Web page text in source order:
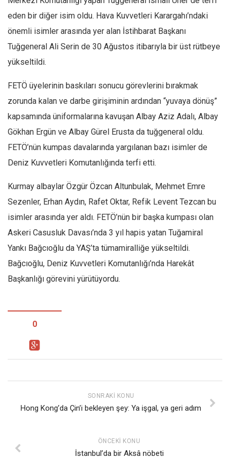
eden bir diğer isim oldu. Hava Kuvvetleri Karargahı’ndaki
önemli isimler arasında yer alan İstihbarat Başkanı
Tuğgeneral Ali Serin de 30 Ağustos itibarıyla bir üst rütbeye
yükseltildi.
FETÖ üyelerinin baskıları sonucu görevlerini bırakmak
zorunda kalan ve darbe girişiminin ardından “yuvaya dönüş”
kapsamında üniformalarına kavuşan Albay Aziz Adalı, Albay
Gökhan Ergün ve Albay Gürel Erusta da tuğgeneral oldu.
FETÖ’nün kumpas davalarında yargılanan bazı isimler de
Deniz Kuvvetleri Komutanlığında terfi etti.
Kurmay albaylar Özgür Özcan Altunbulak, Mehmet Emre
Sezenler, Erhan Aydın, Rafet Oktar, Refik Levent Tezcan bu
isimler arasında yer aldı. FETÖ’nün bir başka kumpası olan
Askeri Casusluk Davası’nda 3 yıl hapis yatan Tuğamiral
Yankı Bağcıoğlu da YAŞ’ta tümamiralliğe yükseltildi.
Bağcıoğlu, Deniz Kuvvetleri Komutanlığı’nda Harekât
Başkanlığı görevini yürütüyordu.
0
SONRAKI KONU
Hong Kong’da Çin’i bekleyen şey: Ya işgal, ya geri adım
ÖNCEKI KONU
İstanbul’da bir Aksâ nöbeti